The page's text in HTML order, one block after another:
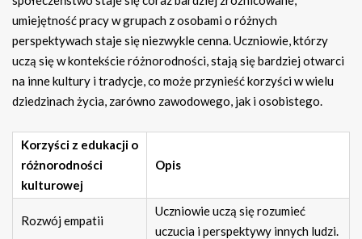
umiejętność pracy w grupach z osobami o różnych
perspektywach staje się niezwykle cenna. Uczniowie, którzy
uczą się w kontekście różnorodności, stają się bardziej otwarci
na inne kultury i tradycje, co może przynieść korzyści w wielu
dziedzinach życia, zarówno zawodowego, jak i osobistego.
Korzyści z edukacji o
różnorodności
kulturowej
Opis
Rozwój empatii
Uczniowie uczą się rozumieć
uczucia i perspektywy innych ludzi.